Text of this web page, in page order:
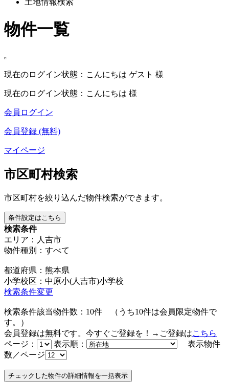
土地情報検索
物件一覧
現在のログイン状態：こんにちは ゲスト 様
現在のログイン状態：こんにちは 様
会員ログイン
会員登録 (無料)
マイページ
市区町村検索
市区町村を絞り込んだ物件検索ができます。
条件設定はこちら
検索条件
エリア：人吉市
物件種別：すべて
都道府県：熊本県
小学校区：中原小(人吉市)小学校
検索条件変更
検索条件該当物件数： 10件 （うち10件は会員限定物件で
す。）
会員登録は無料です。今すぐご登録を！→ご登録はこちら
ページ：
表示順：
表示物件
数／ページ